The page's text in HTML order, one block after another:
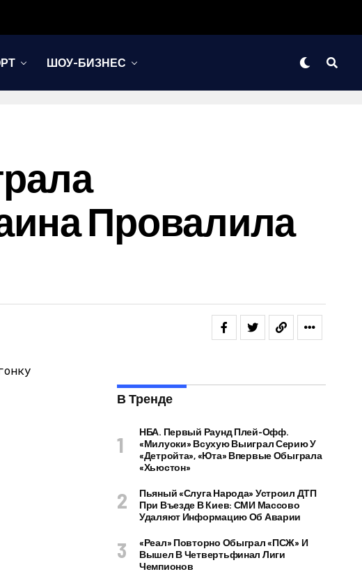
ШОУ-БИЗНЕС
Провалила
В Тренде
НБА. Первый Раунд Плей-Офф.
«Милуоки» Всухую Выиграл Серию У
«Детройта», «Юта» Впервые Обыграла
«Хьюстон»
Пьяный «слуга Народа» Устроил ДТП
При Въезде В Киев: СМИ Массово
Удаляют Информацию Об Аварии
«Реал» Повторно Обыграл «ПСЖ» И
Вышел В Четвертьфинал Лиги
Чемпионов